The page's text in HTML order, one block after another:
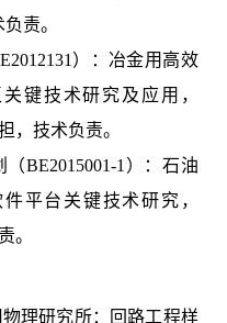
责。
）：冶金用高效
键技术研究及应用，
，技术负责。
BE2015001-1）：石油
平台关键技术研究，
。
理研究所：回路工程样